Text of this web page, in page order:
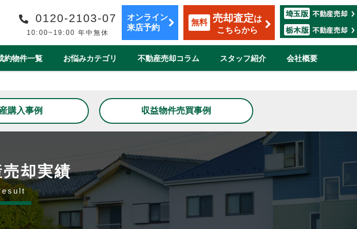
0120-2103-07
10:00~19:00 年中無休
オンライン
来店予約
無料 売却査定は
こちらから
安心の買取保障制度 売却後も安心のサポート
春日部市 白岡市 三郷市
熊谷市 朝霞市 志木市
約物件一覧 お悩みカテゴリ
相続 空き家 割賦販売 転勤（マンション）
不動産売却コラム スタッフ紹介
スタッフインタビュー一覧
会社概要
購入事例 収益物件売買事例
却実績